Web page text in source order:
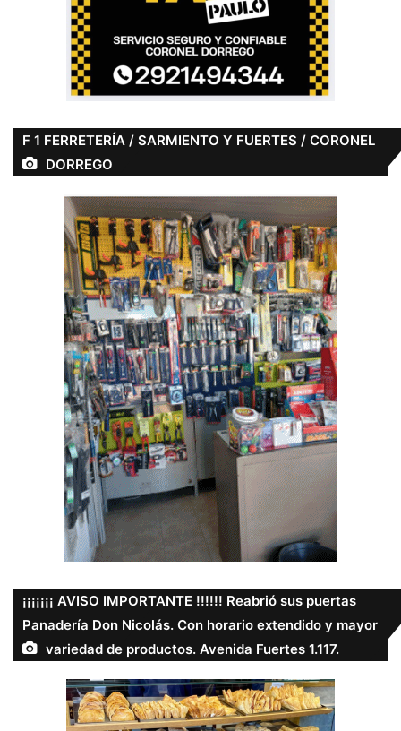
F 1 FERRETERÍA / SARMIENTO Y FUERTES / CORONEL
DORREGO
¡¡¡¡¡¡¡ AVISO IMPORTANTE !!!!!! Reabrió sus puertas
Panadería Don Nicolás. Con horario extendido y mayor
variedad de productos. Avenida Fuertes 1.117.